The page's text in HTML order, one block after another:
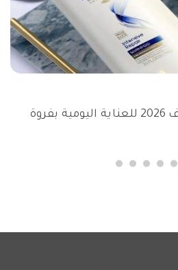
افضل انواع شامبو دوف 2026 للعناية اليومية بفروة